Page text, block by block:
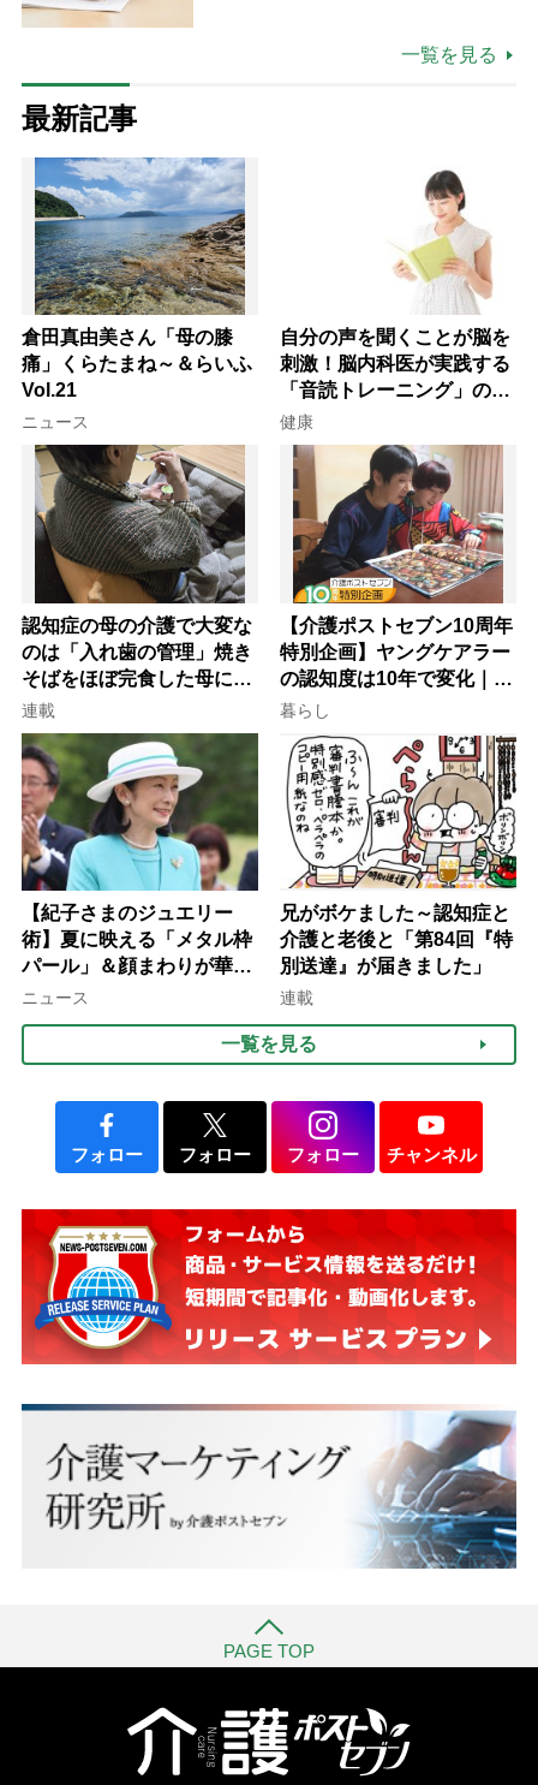
一覧を見る
最新記事
倉田真由美さん「母の膝
痛」くらたまね～＆らいふ
Vol.21
ニュース
自分の声を聞くことが脳を
刺激！脳内科医が実践する
「音読トレーニング」の極
意
健康
認知症の母の介護で大変な
のは「入れ歯の管理」焼き
そばをほぼ完食した母に息
子が血の気が引いた理由
連載
【介護ポストセブン10周年
特別企画】ヤングケアラー
の認知度は10年で変化｜流
行語大賞にノミネート、法
律にも明記されたが果たし
て現在は？
暮らし
【紀子さまのジュエリー
術】夏に映える「メタル枠
パール」＆顔まわりが華や
ぐ「揺れる一粒」の使い分
ニュース
兄がボケました～認知症と
介護と老後と「第84回『特
別送達』が届きました」
連載
一覧を見る
フォロー フォロー フォロー チャンネル
PAGE TOP